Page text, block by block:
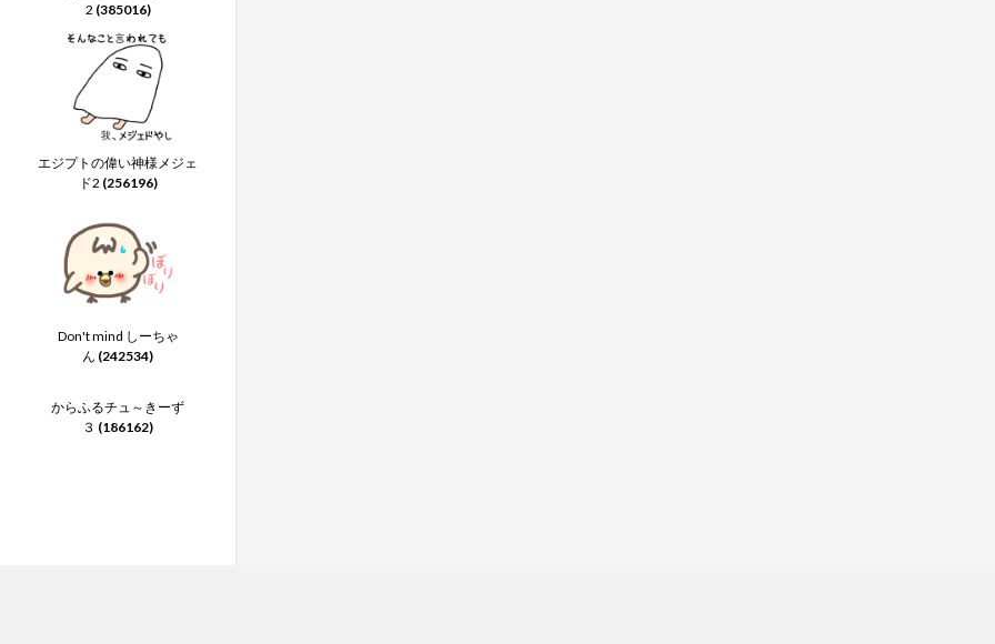
2 (385016)
エジプトの偉い神様メジェ
ド2 (256196)
Don't mind しーちゃ
ん (242534)
からふるチュ～きーず
３ (186162)